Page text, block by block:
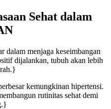
Sehat dalam
dalam menjaga keseimbangan
dijalankan, tubuh akan lebih
kemungkinan hipertensi.
rutinitas sehat demi